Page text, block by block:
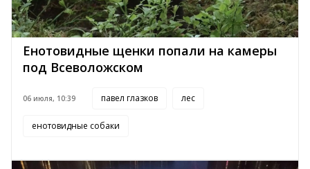
Енотовидные щенки попали на камеры
под Всеволожском
06 июля, 10:39 павел глазков лес
енотовидные собаки